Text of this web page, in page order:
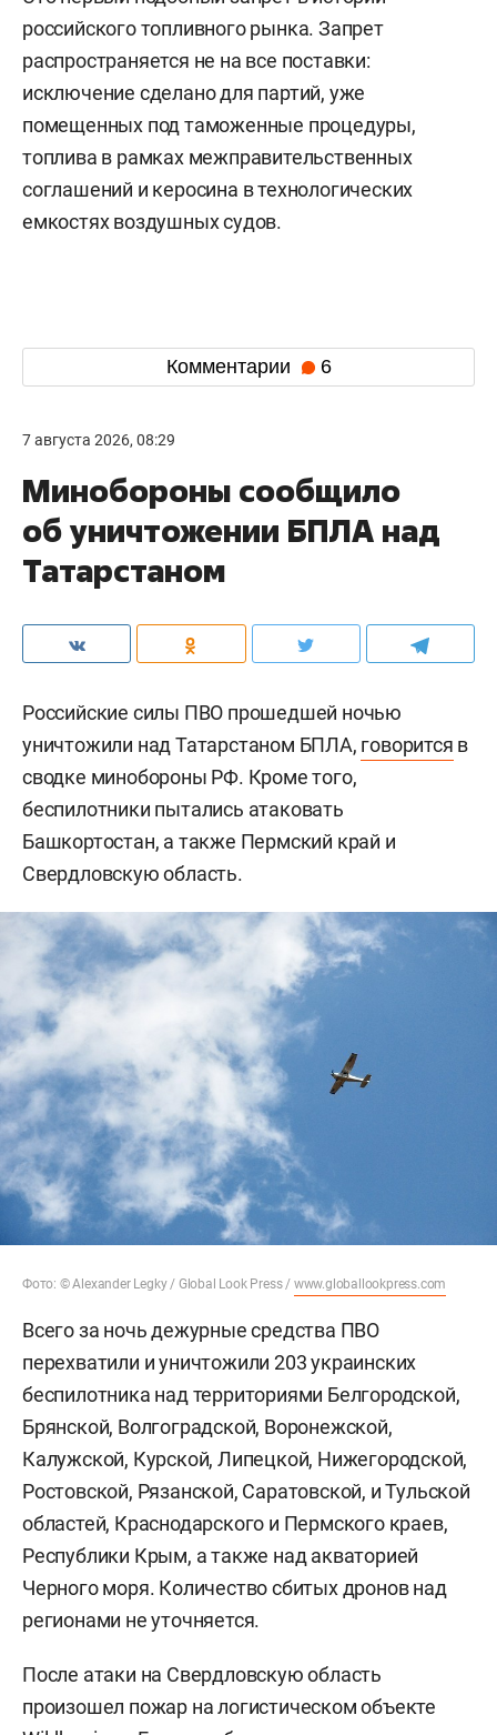
российского топливного рынка. Запрет
распространяется не на все поставки:
исключение сделано для партий, уже
помещенных под таможенные процедуры,
топлива в рамках межправительственных
соглашений и керосина в технологических
емкостях воздушных судов.
Комментарии 6
7 августа 2026, 08:29
Минобороны сообщило
об уничтожении БПЛА над
Татарстаном
Российские силы ПВО прошедшей ночью
уничтожили над Татарстаном БПЛА, говорится в
сводке минобороны РФ. Кроме того,
беспилотники пытались атаковать
Башкортостан, а также Пермский край и
Свердловскую область.
Фото: © Alexander Legky / Global Look Press / www.globallookpress.com
Всего за ночь дежурные средства ПВО
перехватили и уничтожили 203 украинских
беспилотника над территориями Белгородской,
Брянской, Волгоградской, Воронежской,
Калужской, Курской, Липецкой, Нижегородской,
Ростовской, Рязанской, Саратовской, и Тульской
областей, Краснодарского и Пермского краев,
Республики Крым, а также над акваторией
Черного моря. Количество сбитых дронов над
регионами не уточняется.
После атаки на Свердловскую область
произошел пожар на логистическом объекте